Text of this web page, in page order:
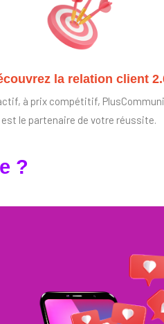
la relation client
à prix compétitif,
est le partenaire de votre réussite.
?